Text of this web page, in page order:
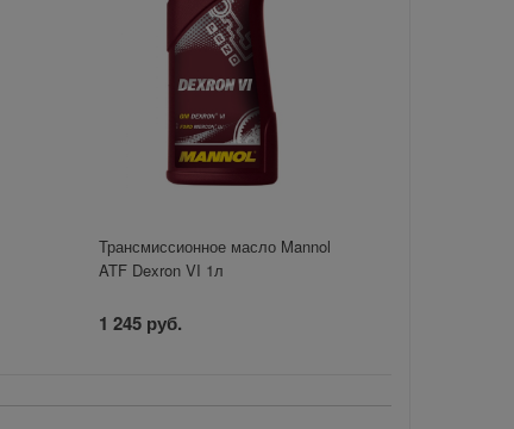
Трансмиссионное масло Mannol
ATF Dexron VI 1л
1 245 руб.